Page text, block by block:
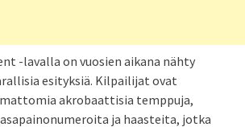
-lavalla on vuosien aikana nähty
esityksiä. Kilpailijat ovat
akrobaattisia temppuja,
ja haasteita, jotka